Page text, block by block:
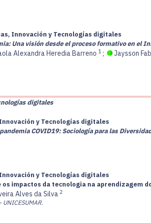
Innovación y Tecnologías digitales
Una visión desde el proceso formativo en el
Alexandra Heredia Barreno 1 ; Jaysson
digitales
y Tecnologías digitales
COVID19: Sociología para las
y Tecnologías digitales
impactos da tecnologia na aprendizagem
Alves da Silva 2
UNICESUMAR.